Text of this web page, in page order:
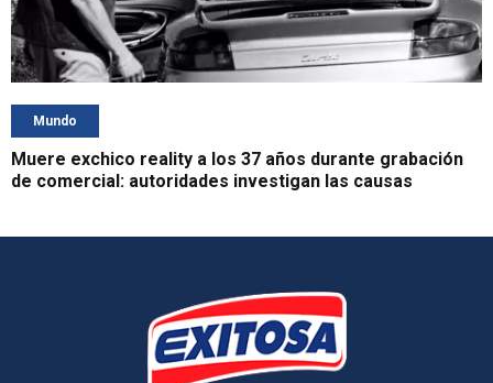
Mundo
Muere exchico reality a los 37 años durante grabación
de comercial: autoridades investigan las causas